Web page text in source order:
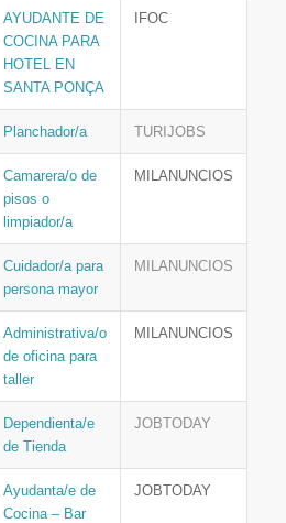
AYUDANTE DE
COCINA PARA
HOTEL EN
SANTA PONÇA
IFOC
Planchador/a TURIJOBS
Camarera/o de
pisos o
limpiador/a
MILANUNCIOS
Cuidador/a para
persona mayor
MILANUNCIOS
Administrativa/o
de oficina para
taller
MILANUNCIOS
Dependienta/e
de Tienda
JOBTODAY
Ayudanta/e de
Cocina – Bar
JOBTODAY